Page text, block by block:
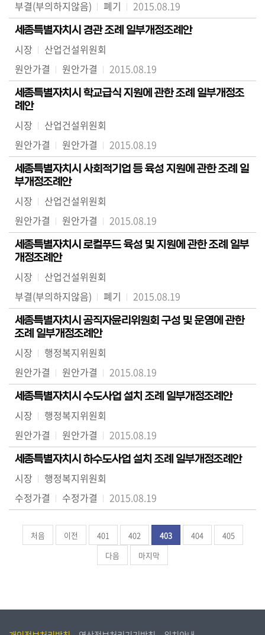
부결(부의하지않음)
폐기 2015.08.19
세종특별자치시 경관 조례 일부개정조례안
시장
산업건설위원회
원안가결
원안가결 2015.08.19
세종특별자치시 학교급식 지원에 관한 조례 일부개정조
례안
시장
산업건설위원회
원안가결
원안가결 2015.08.19
세종특별자치시 사회적기업 등 육성 지원에 관한 조례 일
부개정조례안
시장
산업건설위원회
원안가결
원안가결 2015.08.19
세종특별자치시 로컬푸드 육성 및 지원에 관한 조례 일부
개정조례안
시장
산업건설위원회
부결(부의하지않음)
폐기 2015.08.19
세종특별자치시 공직자윤리위원회 구성 및 운영에 관한
조례 일부개정조례안
시장
행정복지위원회
원안가결
원안가결 2015.08.19
세종특별자치시 수도사업 설치 조례 일부개정조례안
시장
행정복지위원회
원안가결
원안가결 2015.08.19
세종특별자치시 하수도사업 설치 조례 일부개정조례안
시장
행정복지위원회
수정가결
수정가결 2015.08.19
처음 이전 401 402 403 404
405
다음
마지막